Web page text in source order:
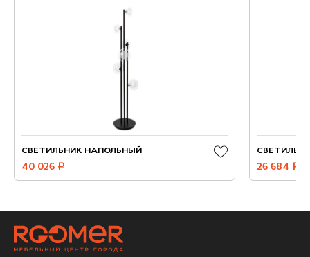
СВЕТИЛЬНИК НАПОЛЬНЫЙ
40 026 руб. 26 684 руб.